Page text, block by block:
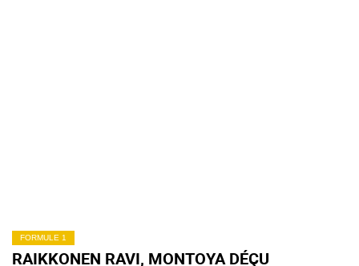
FORMULE 1
RAIKKONEN RAVI, MONTOYA DÉÇU